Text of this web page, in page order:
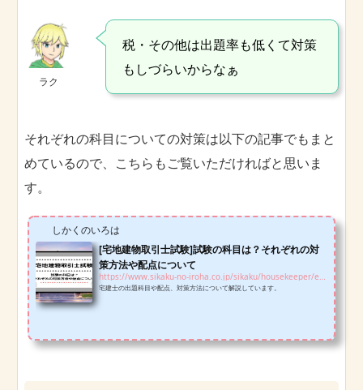
ラク
税・その他は出題率も低くて対策
もしづらいからなぁ
それぞれの科目についての対策は以下の記事でもまと
めているので、こちらもご覧いただければと思いま
す。
しかくのいろは
[宅地建物取引士試験]試験の科目は？それぞれの対
策方法や配点について
https://www.sikaku-no-iroha.co.jp/sikaku/housekeeper/exam-subjects-hk
宅建士の出題科目や配点、対策方法について解説しています。